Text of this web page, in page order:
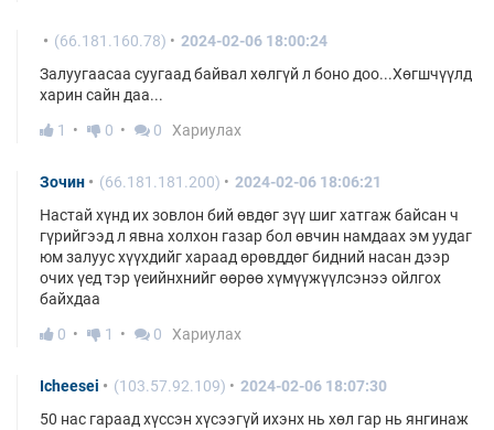
(66.181.160.78)
2024-02-06 18:00:24
Залуугаасаа суугаад байвал хөлгүй л боно доо...Хөгшчүүлд
харин сайн даа...
1
0 0 Хариулах
Зочин (66.181.181.200)
2024-02-06 18:06:21
Настай хүнд их зовлон бий өвдөг зүү шиг хатгаж байсан ч
гүрийгээд л явна холхон газар бол өвчин намдаах эм уудаг
юм залуус хүүхдийг хараад өрөвддөг бидний насан дээр
очих үед тэр үеийнхнийг өөрөө хүмүүжүүлсэнээ ойлгох
байхдаа
0
1 0 Хариулах
Icheesei (103.57.92.109)
2024-02-06 18:07:30
50 нас гараад хүссэн хүсээгүй ихэнх нь хөл гар нь янгинаж